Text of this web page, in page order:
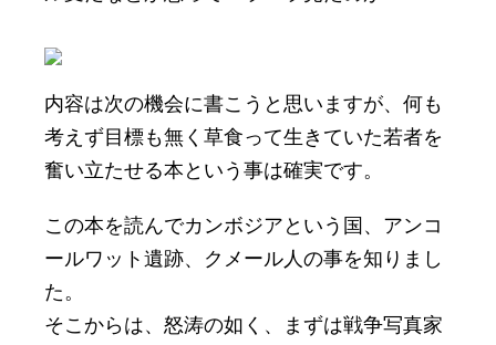
内容は次の機会に書こうと思いますが、何も
考えず目標も無く草食って生きていた若者を
奮い立たせる本という事は確実です。
この本を読んでカンボジアという国、アンコ
ールワット遺跡、クメール人の事を知りまし
た。
そこからは、怒涛の如く、まずは戦争写真家